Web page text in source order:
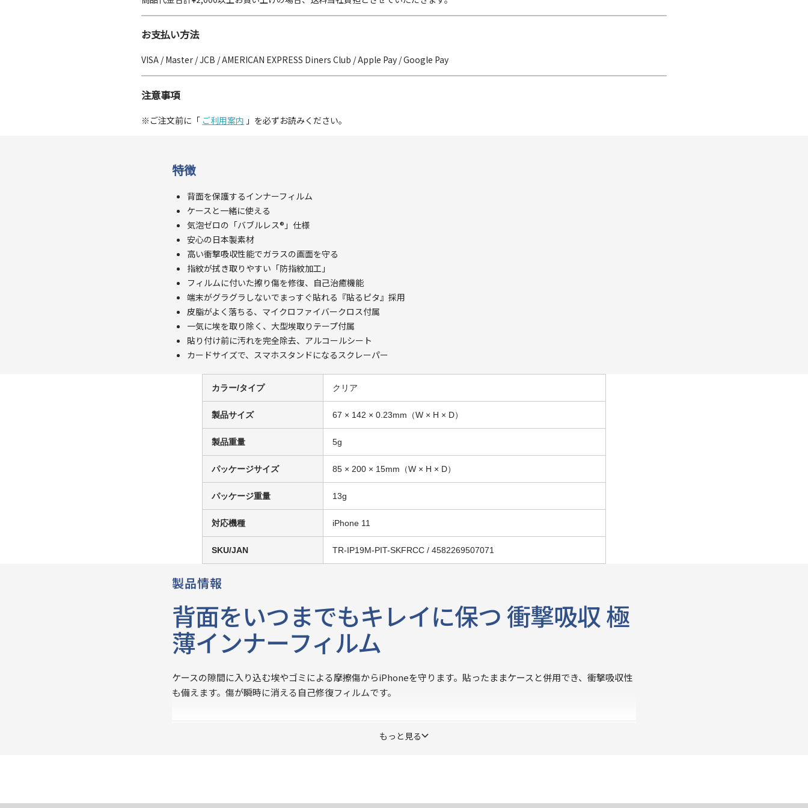
お支払い方法
VISA / Master / JCB / AMERICAN EXPRESS Diners Club / Apple Pay / Google Pay
注意事項
※ご注文前に「 ご利用案内 」を必ずお読みください。
特徴
背面を保護するインナーフィルム
ケースと一緒に使える
気泡ゼロの「バブルレス®」仕様
安心の日本製素材
高い衝撃吸収性能でガラスの画面を守る
指紋が拭き取りやすい「防指紋加工」
フィルムに付いた擦り傷を修復、自己治癒機能
端末がグラグラしないでまっすぐ貼れる『貼るピタ』採用
皮脂がよく落ちる、マイクロファイバークロス付属
一気に埃を取り除く、大型埃取りテープ付属
貼り付け前に汚れを完全除去、アルコールシート
カードサイズで、スマホスタンドになるスクレーパー
カラー/タイプ クリア
製品サイズ 67 × 142 × 0.23mm（W × H × D）
製品重量 5g
パッケージサイズ 85 × 200 × 15mm（W × H × D）
パッケージ重量 13g
対応機種 iPhone 11
SKU/JAN TR-IP19M-PIT-SKFRCC / 4582269507071
製品情報
背面をいつまでもキレイに保つ 衝撃吸収 極
薄インナーフィルム
ケースの隙間に入り込む埃やゴミによる摩擦傷からiPhoneを守ります。貼ったままケースと併用でき、衝撃吸収性
も備えます。傷が瞬時に消える自己修復フィルムです。
もっと見る